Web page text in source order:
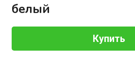
белый
Купить